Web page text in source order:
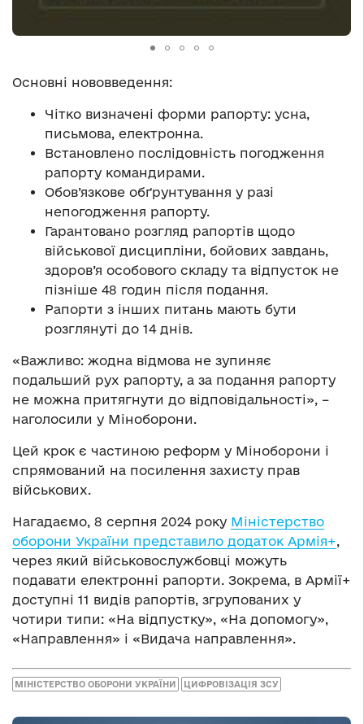
Основні нововведення:
Чітко визначені форми рапорту: усна,
письмова, електронна.
Встановлено послідовність погодження
рапорту командирами.
Обов’язкове обґрунтування у разі
непогодження рапорту.
Гарантовано розгляд рапортів щодо
військової дисципліни, бойових завдань,
здоров’я особового складу та відпусток не
пізніше 48 годин після подання.
Рапорти з інших питань мають бути
розглянуті до 14 днів.
«Важливо: жодна відмова не зупиняє
подальший рух рапорту, а за подання рапорту
не можна притягнути до відповідальності», –
наголосили у Міноборони.
Цей крок є частиною реформ у Міноборони і
спрямований на посилення захисту прав
військових.
Нагадаємо, 8 серпня 2024 року Міністерство
оборони України представило додаток Армія+,
через який військовослужбовці можуть
подавати електронні рапорти. Зокрема, в Армії+
доступні 11 видів рапортів, згрупованих у
чотири типи: «На відпустку», «На допомогу»,
«Направлення» і «Видача направлення».
МІНІСТЕРСТВО ОБОРОНИ УКРАЇНИ ЦИФРОВІЗАЦІЯ ЗСУ